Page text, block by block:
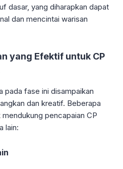
dasar, yang diharapkan dapat
dan mencintai warisan
yang Efektif untuk CP
pada fase ini disampaikan
dan kreatif. Beberapa
pencapaian CP
lain: